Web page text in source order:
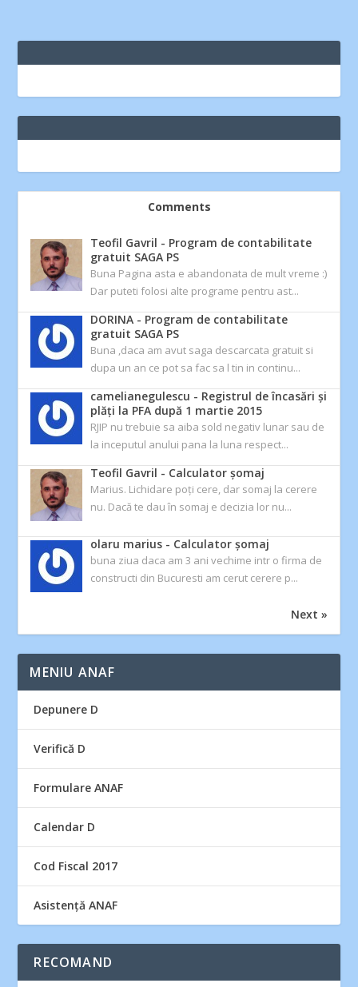
Comments
Teofil Gavril - Program de contabilitate
gratuit SAGA PS
Buna Pagina asta e abandonata de mult vreme :)
Dar puteti folosi alte programe pentru ast...
DORINA - Program de contabilitate
gratuit SAGA PS
Buna ,daca am avut saga descarcata gratuit si
dupa un an ce pot sa fac sa l tin in continu...
camelianegulescu - Registrul de încasări și
plăți la PFA după 1 martie 2015
RJIP nu trebuie sa aiba sold negativ lunar sau de
la inceputul anului pana la luna respect...
Teofil Gavril - Calculator şomaj
Marius. Lichidare poți cere, dar somaj la cerere
nu. Dacă te dau în somaj e decizia lor nu...
olaru marius - Calculator şomaj
buna ziua daca am 3 ani vechime intr o firma de
constructi din Bucuresti am cerut cerere p...
Next »
MENIU ANAF
Depunere D
Verifică D
Formulare ANAF
Calendar D
Cod Fiscal 2017
Asistență ANAF
RECOMAND